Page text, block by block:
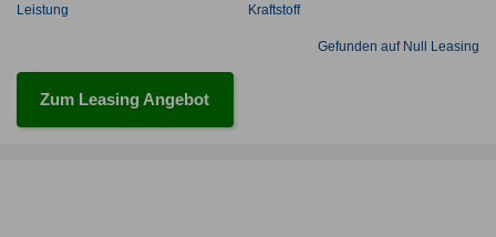
Leistung Kraftstoff
Gefunden auf Null Leasing
Zum Leasing Angebot